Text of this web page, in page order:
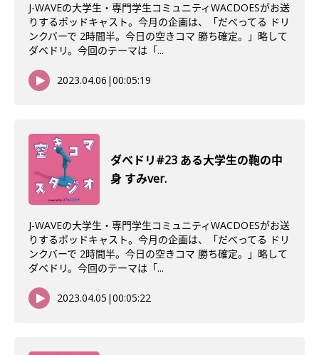
J-WAVEの大学生・専門学生コミュニティWACDOESがお送
りするポッドキャスト。今月の企画は、「だべってる ドリ
ンクバーで 2時間半。今日の空きコマ 勝ち確定。」略して
ダベドリ。今回のテーマは「...
2023.04.06 |00:05:19
ダべドリ#23 ある大学生の鞄の中
身 すみver.
J-WAVEの大学生・専門学生コミュニティWACDOESがお送
りするポッドキャスト。今月の企画は、「だべってる ドリ
ンクバーで 2時間半。今日の空きコマ 勝ち確定。」略して
ダベドリ。今回のテーマは「...
2023.04.05 |00:05:22